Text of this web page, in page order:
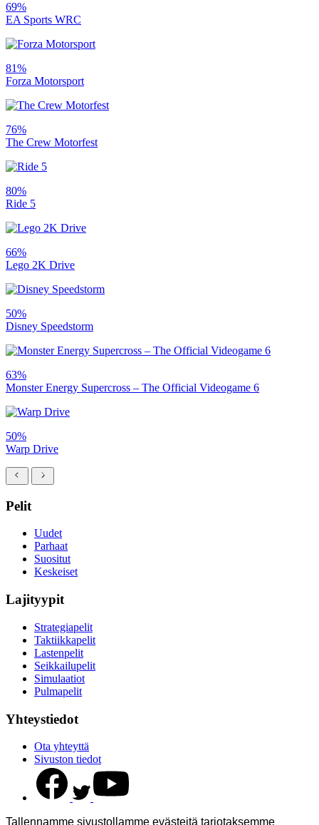
69%
EA Sports WRC
81%
Forza Motorsport
76%
The Crew Motorfest
80%
Ride 5
66%
Lego 2K Drive
50%
Disney Speedstorm
63%
Monster Energy Supercross – The Official Videogame 6
50%
Warp Drive
Pelit
Uudet
Parhaat
Suositut
Keskeiset
Lajityypit
Strategiapelit
Taktiikkapelit
Lastenpelit
Seikkailupelit
Simulaatiot
Pulmapelit
Yhteystiedot
Ota yhteyttä
Sivuston tiedot
Tallennamme sivustollamme evästeitä tarjotaksemme